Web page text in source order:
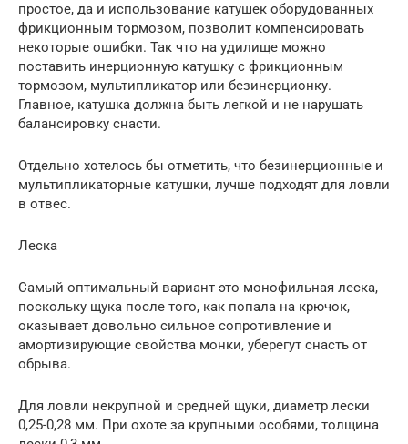
простое, да и использование катушек оборудованных
фрикционным тормозом, позволит компенсировать
некоторые ошибки. Так что на удилище можно
поставить инерционную катушку с фрикционным
тормозом, мультипликатор или безинерционку.
Главное, катушка должна быть легкой и не нарушать
балансировку снасти.
Отдельно хотелось бы отметить, что безинерционные и
мультипликаторные катушки, лучше подходят для ловли
в отвес.
Леска
Самый оптимальный вариант это монофильная леска,
поскольку щука после того, как попала на крючок,
оказывает довольно сильное сопротивление и
амортизирующие свойства монки, уберегут снасть от
обрыва.
Для ловли некрупной и средней щуки, диаметр лески
0,25-0,28 мм. При охоте за крупными особями, толщина